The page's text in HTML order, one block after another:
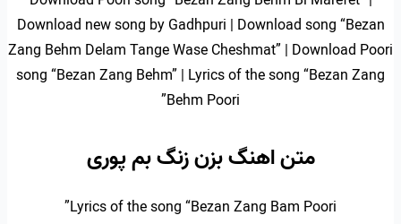
Download new song by Gadhpuri | Download song “Bezan
Zang Behm Delam Tange Wase Cheshmat” | Download Poori
song “Bezan Zang Behm” | Lyrics of the song “Bezan Zang
Behm Poori”
متن اهنگ بزن زنگ بم پوری
Lyrics of the song “Bezan Zang Bam Poori”